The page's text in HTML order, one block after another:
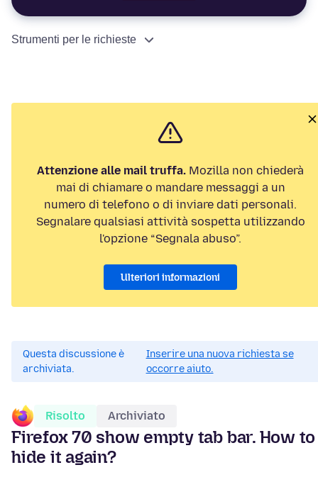
Strumenti per le richieste
Attenzione alle mail truffa. Mozilla non chiederà
mai di chiamare o mandare messaggi a un
numero di telefono o di inviare dati personali.
Segnalare qualsiasi attività sospetta utilizzando
l'opzione “Segnala abuso”.
Ulteriori informazioni
Questa discussione è
archiviata.
Inserire una nuova richiesta se
occorre aiuto.
Risolto Archiviato
Firefox 70 show empty tab bar. How to
hide it again?